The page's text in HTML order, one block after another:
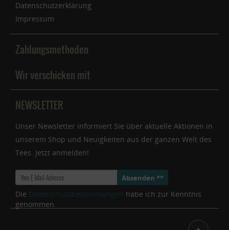
Datenschutzerklärung
Impressum
Zahlungsmethoden
Wir verschicken mit
NEWSLETTER
Unser Newsletter informiert Sie über aktuelle Aktionen in
unserem Shop und Neuigkeiten aus der ganzen Welt des
Tees. Jetzt anmelden!
Absenden **
Die
habe ich zur Kenntnis
genommen